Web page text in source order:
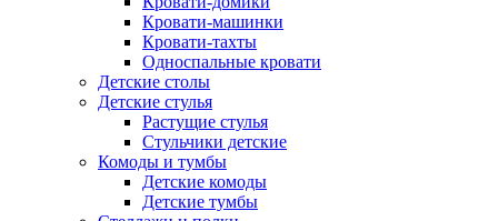
Кровати-машинки
Кровати-тахты
Односпальные кровати
Детские столы
Детские стулья
Растущие стулья
Стульчики детские
Комоды и тумбы
Детские комоды
Детские тумбы